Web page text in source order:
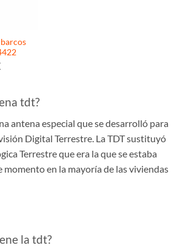
tdt?
antena especial que se desarrolló para
Digital Terrestre. La TDT sustituyó
Terrestre que era la que se estaba
momento en la mayoría de las viviendas
la tdt?